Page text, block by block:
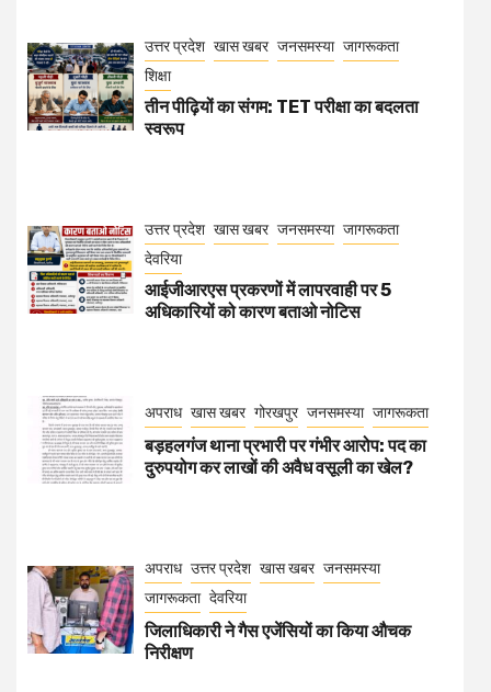
उत्तर प्रदेश खास खबर जनसमस्या जागरूकता
शिक्षा
तीन पीढ़ियों का संगम: TET परीक्षा का बदलता
स्वरूप
उत्तर प्रदेश खास खबर जनसमस्या जागरूकता
देवरिया
आईजीआरएस प्रकरणों में लापरवाही पर 5
अधिकारियों को कारण बताओ नोटिस
अपराध खास खबर गोरखपुर जनसमस्या जागरूकता
बड़हलगंज थाना प्रभारी पर गंभीर आरोप: पद का
दुरुपयोग कर लाखों की अवैध वसूली का खेल?
अपराध उत्तर प्रदेश खास खबर जनसमस्या
जागरूकता देवरिया
जिलाधिकारी ने गैस एजेंसियों का किया औचक
निरीक्षण